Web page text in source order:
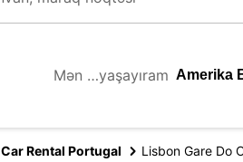
Mən …yaşayıram
Car Rental Portugal Lisbon Gare Do